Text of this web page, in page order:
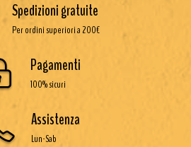
Spedizioni gratuite
Per ordini superiori a 200€
Pagamenti
100% sicuri
Assistenza
Lun-Sab